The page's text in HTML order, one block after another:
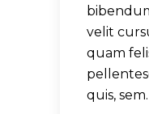
velit
quam
quis, sem.